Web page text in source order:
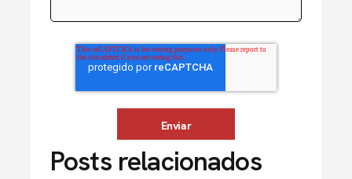
Posts relacionados